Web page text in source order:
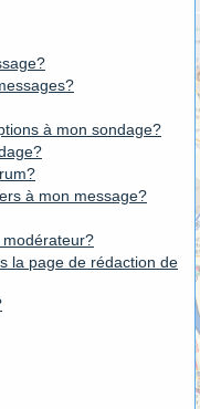
à mon sondage?
à mon message?
la page de rédaction de